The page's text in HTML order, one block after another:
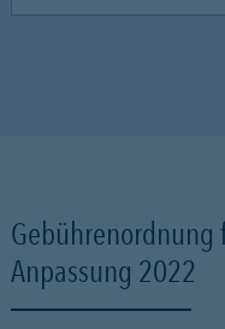
Gebührenordnung
Anpassung 2022